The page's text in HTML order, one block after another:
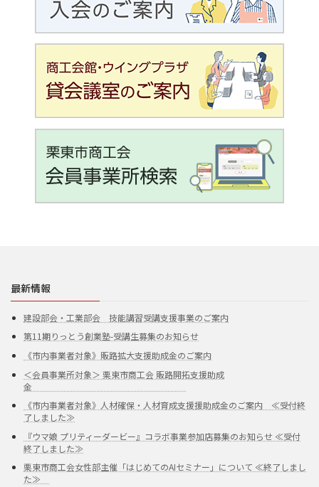
最新情報
建設部会・工業部会 技能講習受講支援事業のご案内
第11期りっとう創業塾-受講生募集のお知らせ
《市内事業者対象》販路拡大支援助成金のご案内
＜会員事業所対象＞ 栗東市商工会 販路開拓支援助成
金
《市内事業者対象》人材確保・人材育成支援援助成金のご案内 ≪受付終
了しました≫
『ウマ娘 プリティーダービー』コラボ事業参加店募集のお知らせ ≪受付
終了しました≫
栗東市商工会女性部主催「はじめてのAIセミナー」について ≪終了しまし
た≫